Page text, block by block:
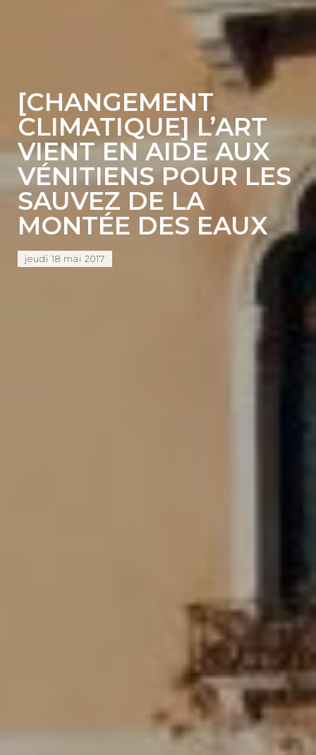
[CHANGEMENT
CLIMATIQUE] L’ART
VIENT EN AIDE AUX
VÉNITIENS POUR LES
SAUVEZ DE LA
MONTÉE DES EAUX
jeudi 18 mai 2017